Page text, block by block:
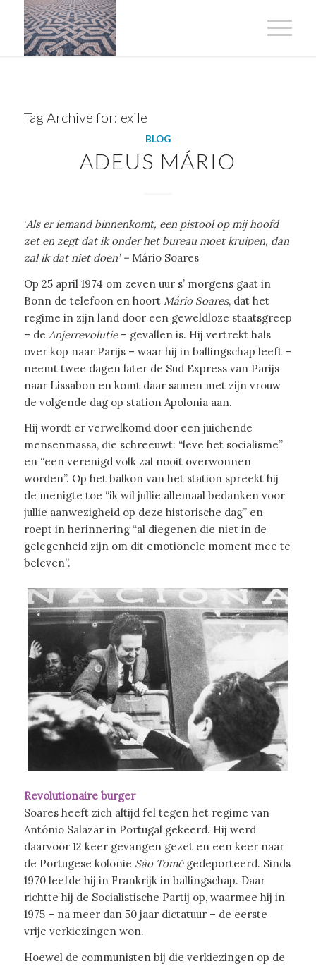
Tag Archive for: exile
BLOG
ADEUS MÁRIO
‘Als er iemand binnenkomt, een pistool op mij hoofd
zet en zegt dat ik onder het bureau moet kruipen, dan
zal ik dat niet doen’ – Mário Soares
Op 25 april 1974 om zeven uur s’ morgens gaat in
Bonn de telefoon en hoort Mário Soares, dat het
regime in zijn land door een geweldloze staatsgreep
– de Anjerrevolutie– gevallen is. Hij vertrekt hals
over kop naar Parijs – waar hij in ballingschap leeft –
neemt twee dagen later de Sud Express van Parijs
naar Lissabon en komt daar samen met zijn vrouw
de volgende dag op station Apolonia aan.
Hij wordt er verwelkomd door een juichende
mensenmassa, die schreeuwt: “leve het socialisme”
en “een verenigd volk zal nooit overwonnen
worden”. Op het balkon van het station spreekt hij
de menigte toe “ik wil jullie allemaal bedanken voor
jullie aanwezigheid op deze historische dag” en
roept in herinnering “al diegenen die niet in de
gelegenheid zijn om dit emotionele moment mee te
beleven”.
Revolutionaire burger
Soares heeft zich altijd fel tegen het regime van
António Salazar in Portugal gekeerd. Hij werd
daarvoor 12 keer gevangen gezet en een keer naar
de Portugese kolonie São Tomégedeporteerd. Sinds
1970 leefde hij in Frankrijk in ballingschap. Daar
richtte hij de Socialistische Partij op, waarmee hij in
1975 – na meer dan 50 jaar dictatuur – de eerste
vrije verkiezingen won.
Hoewel de communisten bij die verkiezingen op de